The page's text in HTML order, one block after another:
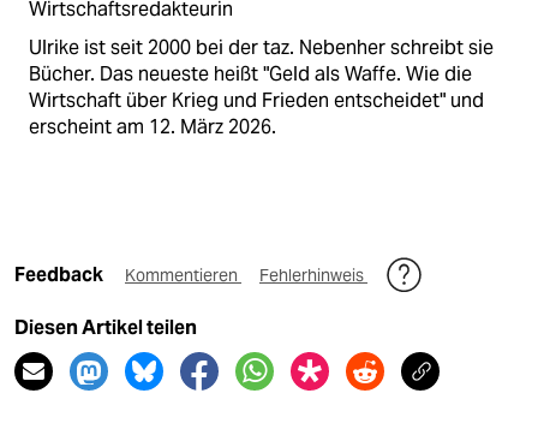
Wirtschaftsredakteurin
Ulrike ist seit 2000 bei der taz. Nebenher schreibt sie
Bücher. Das neueste heißt "Geld als Waffe. Wie die
Wirtschaft über Krieg und Frieden entscheidet" und
erscheint am 12. März 2026.
Feedback Kommentieren Fehlerhinweis
Diesen Artikel teilen